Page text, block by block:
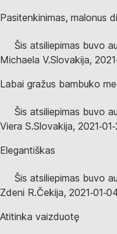
Pasitenkinimas, malonus
Šis atsiliepimas buvo
Michaela V.Slovakija,
Labai gražus bambuko
Šis atsiliepimas buvo
Viera S.Slovakija,
Elegantiškas
Šis atsiliepimas buvo
Zdeni R.Čekija,
Atitinka vaizduotę